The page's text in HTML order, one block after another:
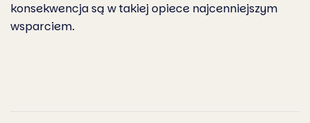
konsekwencja są w takiej opiece najcenniejszym
wsparciem.